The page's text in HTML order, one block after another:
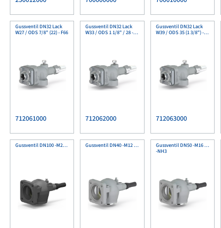
Gussventil DN32 Lack
W27 / ODS 7/8" (22) - F66
712061000
Gussventil DN32 Lack
W33 / ODS 1 1/8" / 28 - F66
712062000
Gussventil DN32 Lack
W39 / ODS 35 (1 3/8") - F66
712063000
Gussventil DN100 -M20 MnPh Gussventil DN40 -M12 Lack
Gussventil DN50 -M16 Lack
-NH3